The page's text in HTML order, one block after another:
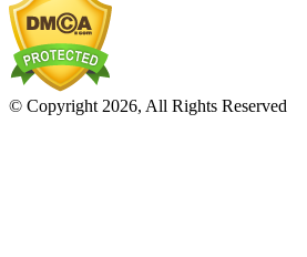
© Copyright 2026, All Rights Reserved